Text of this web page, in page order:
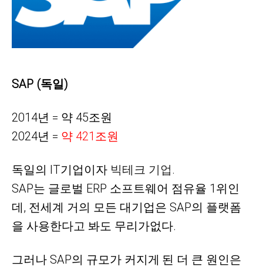
SAP (독일)
2014년 = 약 45조원
2024년 = 약 421 조원
독일의 IT기업이자 빅테크 기업.
SAP는 글로벌 ERP 소프트웨어 점유율 1위인
데, 전세계 거의 모든 대기업은 SAP의 플랫폼
을 사용한다고 봐도 무리가없다.
그러나 SAP의 규모가 커지게 된 더 큰 원인은